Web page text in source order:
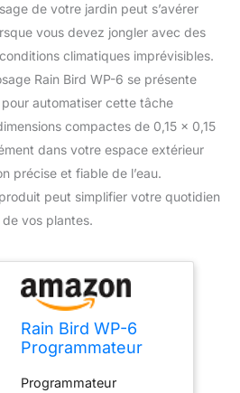
de votre jardin peut s’avérer
vous devez jongler avec des
climatiques imprévisibles.
Rain Bird WP-6 se présente
automatiser cette tâche
compactes de 0,15 x 0,15
dans votre espace extérieur
précise et fiable de l’eau.
peut simplifier votre quotidien
vos plantes.
Rain Bird WP-6
Programmateur
0,15 x 0,15 cm
Programmateur